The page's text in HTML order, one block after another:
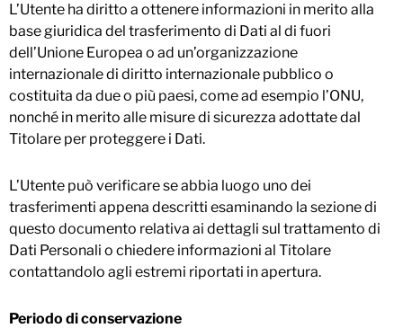
L’Utente ha diritto a ottenere informazioni in merito alla
base giuridica del trasferimento di Dati al di fuori
dell’Unione Europea o ad un’organizzazione
internazionale di diritto internazionale pubblico o
costituita da due o più paesi, come ad esempio l’ONU,
nonché in merito alle misure di sicurezza adottate dal
Titolare per proteggere i Dati.
L’Utente può verificare se abbia luogo uno dei
trasferimenti appena descritti esaminando la sezione di
questo documento relativa ai dettagli sul trattamento di
Dati Personali o chiedere informazioni al Titolare
contattandolo agli estremi riportati in apertura.
Periodo di conservazione